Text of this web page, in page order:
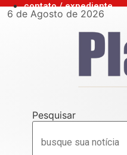
contato / expediente
6 de Agosto de 2026
Pesquisar